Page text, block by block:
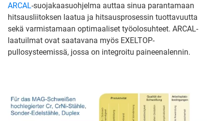
ARCAL-suojakaasuohjelma auttaa sinua parantamaan
hitsausliitoksen laatua ja hitsausprosessin tuottavuutta
sekä varmistamaan optimaaliset työolosuhteet. ARCAL-
laatuilmat ovat saatavana myös EXELTOP-
pullosysteemissä, jossa on integroitu paineenalennin.